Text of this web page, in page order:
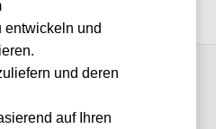
FAQ
entwickeln und
und deren
auf Ihren